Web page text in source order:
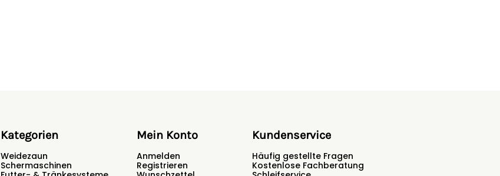
Kategorien
Weidezaun
Schermaschinen
Mein Konto
Anmelden
Registrieren
Kundenservice
Häufig gestellte Fragen
Kostenlose Fachberatung